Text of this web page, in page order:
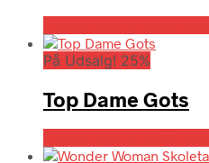
På Udsalg! 25%
Top Dame Gots